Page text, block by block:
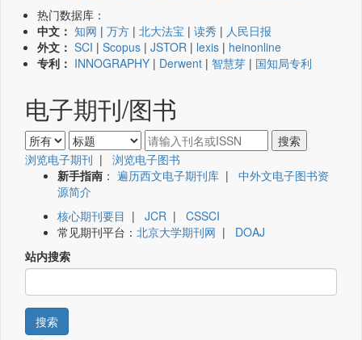
热门数据库：
中文： 知网 | 万方 | 北大法宝 | 读秀 | 人民日报
外文： SCI | Scopus | JSTOR | lexis | heinonline
专利： INNOGRAPHY | Derwent | 智慧芽 | 国知局专利
电子期刊/图书
浏览电子期刊 | 浏览电子图书
新手指南 ： 遍历西文电子期刊库 | 中外文电子图书资
源简介
核心期刊要目 | JCR | CSSCI
常见期刊平台： 北京大学期刊网 | DOAJ
站内搜索
搜索